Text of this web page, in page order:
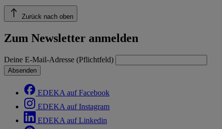
Zurück nach oben
Zum Newsletter anmelden
Deine E-Mail-Adresse (Pflichtfeld)
Absenden
EDEKA auf Facebook
EDEKA auf Instagram
EDEKA auf Linkedin